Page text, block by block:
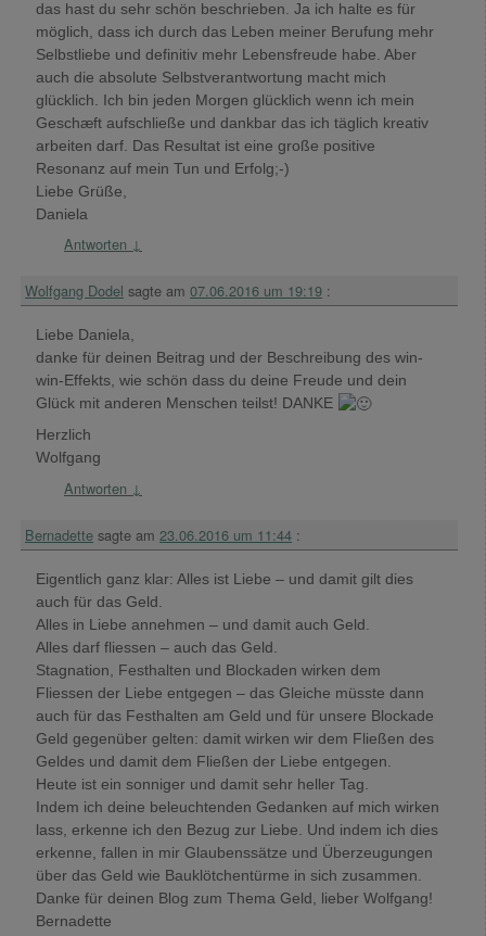
das hast du sehr schön beschrieben. Ja ich halte es für
möglich, dass ich durch das Leben meiner Berufung mehr
Selbstliebe und definitiv mehr Lebensfreude habe. Aber
auch die absolute Selbstverantwortung macht mich
glücklich. Ich bin jeden Morgen glücklich wenn ich mein
Geschæft aufschließe und dankbar das ich täglich kreativ
arbeiten darf. Das Resultat ist eine große positive
Resonanz auf mein Tun und Erfolg;-)
Liebe Grüße,
Daniela
Antworten ↓
Wolfgang Dodel sagte am 07.06.2016 um 19:19 :
Liebe Daniela,
danke für deinen Beitrag und der Beschreibung des win-
win-Effekts, wie schön dass du deine Freude und dein
Glück mit anderen Menschen teilst! DANKE
Herzlich
Wolfgang
Antworten ↓
Bernadette sagte am 23.06.2016 um 11:44 :
Eigentlich ganz klar: Alles ist Liebe – und damit gilt dies
auch für das Geld.
Alles in Liebe annehmen – und damit auch Geld.
Alles darf fliessen – auch das Geld.
Stagnation, Festhalten und Blockaden wirken dem
Fliessen der Liebe entgegen – das Gleiche müsste dann
auch für das Festhalten am Geld und für unsere Blockade
Geld gegenüber gelten: damit wirken wir dem Fließen des
Geldes und damit dem Fließen der Liebe entgegen.
Heute ist ein sonniger und damit sehr heller Tag.
Indem ich deine beleuchtenden Gedanken auf mich wirken
lass, erkenne ich den Bezug zur Liebe. Und indem ich dies
erkenne, fallen in mir Glaubenssätze und Überzeugungen
über das Geld wie Bauklötchentürme in sich zusammen.
Danke für deinen Blog zum Thema Geld, lieber Wolfgang!
Bernadette